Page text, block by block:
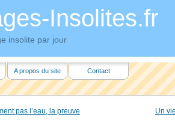
Insolites.fr
insolite par jour
A propos du site Contact
pas l’eau, la preuve Un